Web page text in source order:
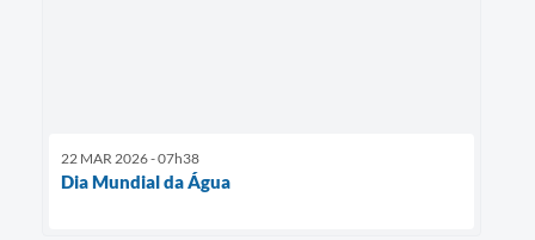
22 MAR 2026 - 07h38
Dia Mundial da Água